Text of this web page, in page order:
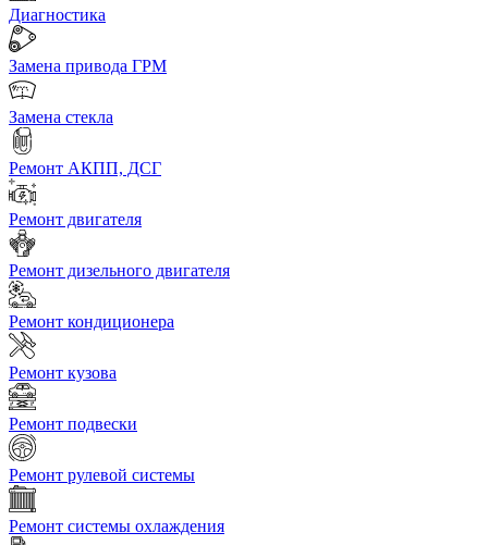
Диагностика
Замена привода ГРМ
Замена стекла
Ремонт АКПП, ДСГ
Ремонт двигателя
Ремонт дизельного двигателя
Ремонт кондиционера
Ремонт кузова
Ремонт подвески
Ремонт рулевой системы
Ремонт системы охлаждения